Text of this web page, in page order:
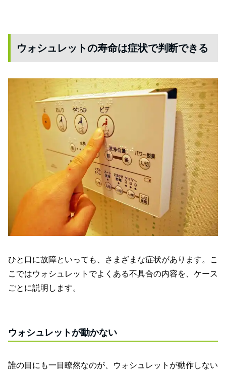
ウォシュレットの寿命は症状で判断できる
ひと口に故障といっても、さまざまな症状があります。こ
こではウォシュレットでよくある不具合の内容を、ケース
ごとに説明します。
ウォシュレットが動かない
誰の目にも一目瞭然なのが、ウォシュレットが動作しない